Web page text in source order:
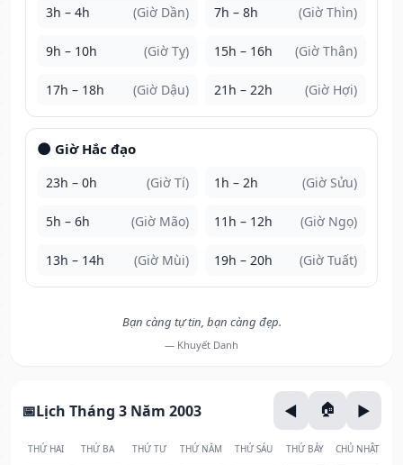
3h – 4h (Giờ Dần) 7h – 8h (Giờ Thìn)
9h – 10h (Giờ Tỵ) 15h – 16h (Giờ Thân)
17h – 18h (Giờ Dậu) 21h – 22h (Giờ Hợi)
🌑 Giờ Hắc đạo
23h – 0h (Giờ Tí) 1h – 2h (Giờ Sửu)
5h – 6h (Giờ Mão) 11h – 12h (Giờ Ngọ)
13h – 14h (Giờ Mùi) 19h – 20h (Giờ Tuất)
Bạn càng tự tin, bạn càng đẹp.
— Khuyết Danh
Lịch Tháng 3 Năm 2003
THỨ HAI THỨ BA THỨ TƯ THỨ NĂM THỨ SÁU THỨ BẢY CHỦ NHẬT